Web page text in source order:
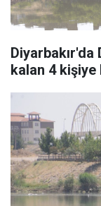
Diyarbakır'da
kalan 4